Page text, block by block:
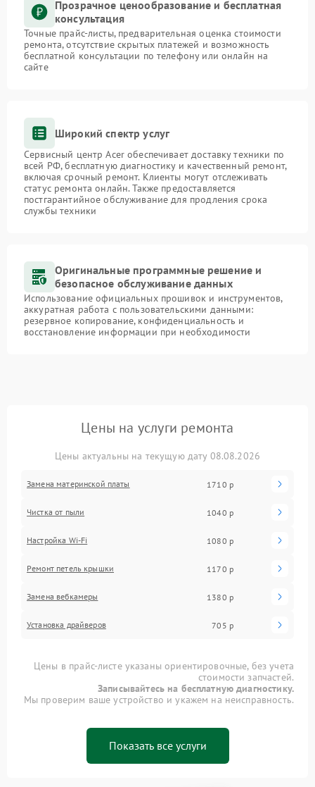
Прозрачное ценообразование и бесплатная
консультация
Точные прайс-листы, предварительная оценка стоимости
ремонта, отсутствие скрытых платежей и возможность
бесплатной консультации по телефону или онлайн на
сайте
Широкий спектр услуг
Сервисный центр Acer обеспечивает доставку техники по
всей РФ, бесплатную диагностику и качественный ремонт,
включая срочный ремонт. Клиенты могут отслеживать
статус ремонта онлайн. Также предоставляется
постгарантийное обслуживание для продления срока
службы техники
Оригинальные программные решение и
безопасное обслуживание данных
Использование официальных прошивок и инструментов,
аккуратная работа с пользовательскими данными:
резервное копирование, конфиденциальность и
восстановление информации при необходимости
Цены на услуги ремонта
Цены актуальны на текущую дату 08.08.2026
Замена материнской платы 1710 р
Чистка от пыли 1040 р
Настройка Wi-Fi 1080 р
Ремонт петель крышки 1170 р
Замена вебкамеры 1380 р
Установка драйверов 705 р
Цены в прайс-листе указаны ориентировочные, без учета
стоимости запчастей.
Записывайтесь на бесплатную диагностику.
Мы проверим ваше устройство и укажем на неисправность.
Показать все услуги